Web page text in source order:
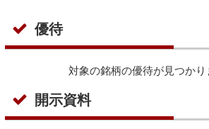
優待
対象の銘柄の優待が見つかり
開示資料